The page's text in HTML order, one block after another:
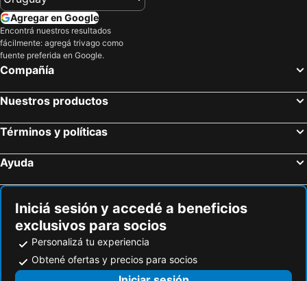
Son Servera Hoteles de playa
Selva Hoteles de playa
Santanyí Hoteles de playa
Muro Hoteles de playa
Ses Salines Hoteles de playa
Portocolom Hoteles de playa
Calas de Mallorca Hoteles de playa
Cala Major Hoteles de playa
Felanitx Hoteles de playa
Agregar en Google
Encontrá nuestros resultados
fácilmente: agregá trivago como
fuente preferida en Google.
Compañía
Nuestros productos
Términos y políticas
Ayuda
Iniciá sesión y accedé a beneficios
exclusivos para socios
Personalizá tu experiencia
Obtené ofertas y precios para socios